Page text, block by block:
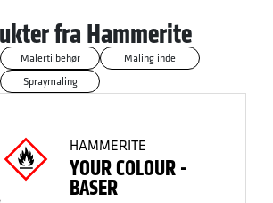
fra Hammerite
Malertilbehør
Maling inde
Spraymaling
HAMMERITE
YOUR COLOUR -
BASER